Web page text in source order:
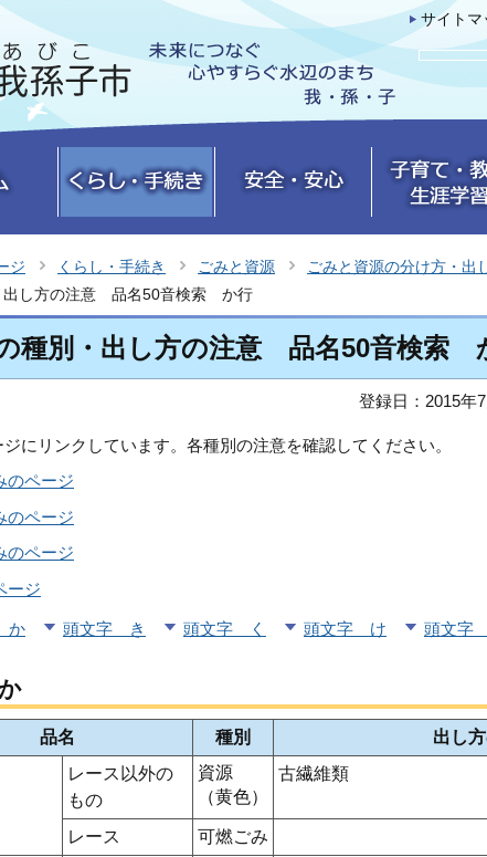
サイトマ
ジ くらし・手続き ごみと資源 ごみと資源の分け方・出
出し方の注意 品名50音検索 か行
種別・出し方の注意 品名50音検索
登録日：2015年
にリンクしています。各種別の注意を確認してください。
のページ
のページ
のページ
ージ
か 頭文字 き 頭文字 く 頭文字 け 頭文字
品名 種別 出し
レース以外の
もの
資源
（黄色）
古繊維類
レース 可燃ごみ